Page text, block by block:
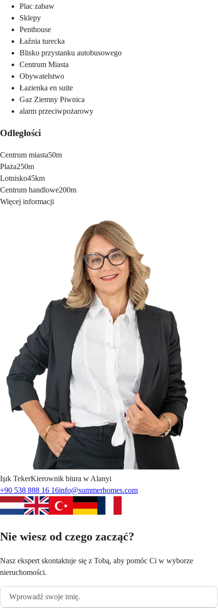
Plac zabaw
Sklepy
Penthouse
Łaźnia turecka
Blisko przystanku autobusowego
Centrum Miasta
Obywatelstwo
Łazienka en suite
Gaz Ziemny Piwnica
alarm przeciwpożarowy
Odległości
Centrum miasta50m
Plaża250m
Lotnisko45km
Centrum handlowe200m
Więcej informacji
Işık TekerKierownik biura w Alanyi
+90 538 888 16 16info@summerhomes.com
Nie wiesz od czego zacząć?
Nasz ekspert skontaktuje się z Tobą, aby pomóc Ci w wyborze
nieruchomości.